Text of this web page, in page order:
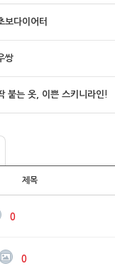
보다이어터
쌍
붙는 옷, 이쁜 스키니라인!
제목
0
0